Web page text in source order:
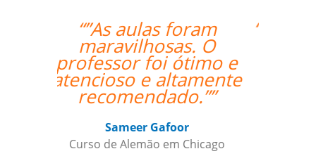
“”I am very happy with
Jane, I love our
lessons.””
Roland Tschanz